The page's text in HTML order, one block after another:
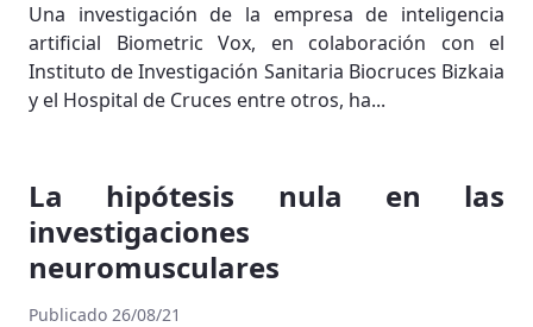
Una investigación de la empresa de inteligencia
artificial Biometric Vox, en colaboración con el
Instituto de Investigación Sanitaria Biocruces Bizkaia
y el Hospital de Cruces entre otros, ha...
La hipótesis nula en las
investigaciones
neuromusculares
Publicado 26/08/21